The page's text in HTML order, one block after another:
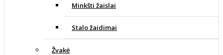
Minkšti žaislai
Stalo žaidimai
Žvakė